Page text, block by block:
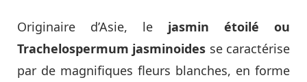
Originaire d’Asie, le jasmin étoilé ou
Trachelospermum jasminoides se caractérise
par de magnifiques fleurs blanches, en forme